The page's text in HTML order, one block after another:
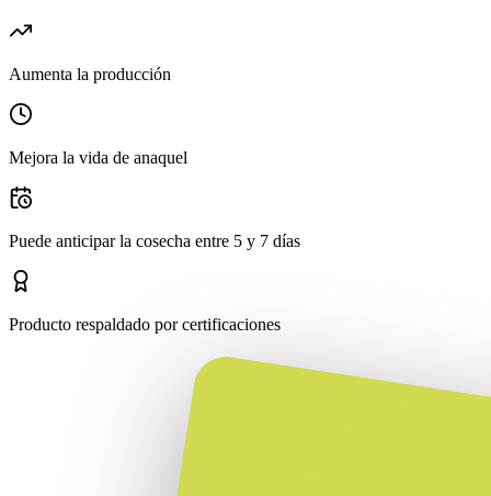
Aumenta la producción
Mejora la vida de anaquel
Puede anticipar la cosecha entre 5 y 7 días
Producto respaldado por certificaciones